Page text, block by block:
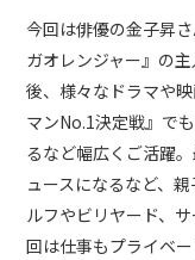
今回は俳優の金子昇
ガオレンジャー』の
後、様々なドラマや
マンNo.1決定戦』で
るなど幅広くご活躍
ュースになるなど、
ルフやビリヤード、
回は仕事もプライベ